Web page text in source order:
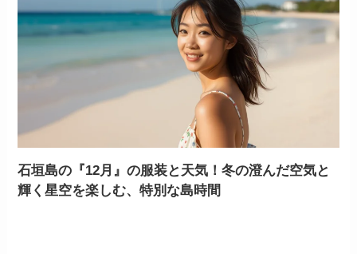
石垣島の『12月』の服装と天気！冬の澄んだ空気と
輝く星空を楽しむ、特別な島時間